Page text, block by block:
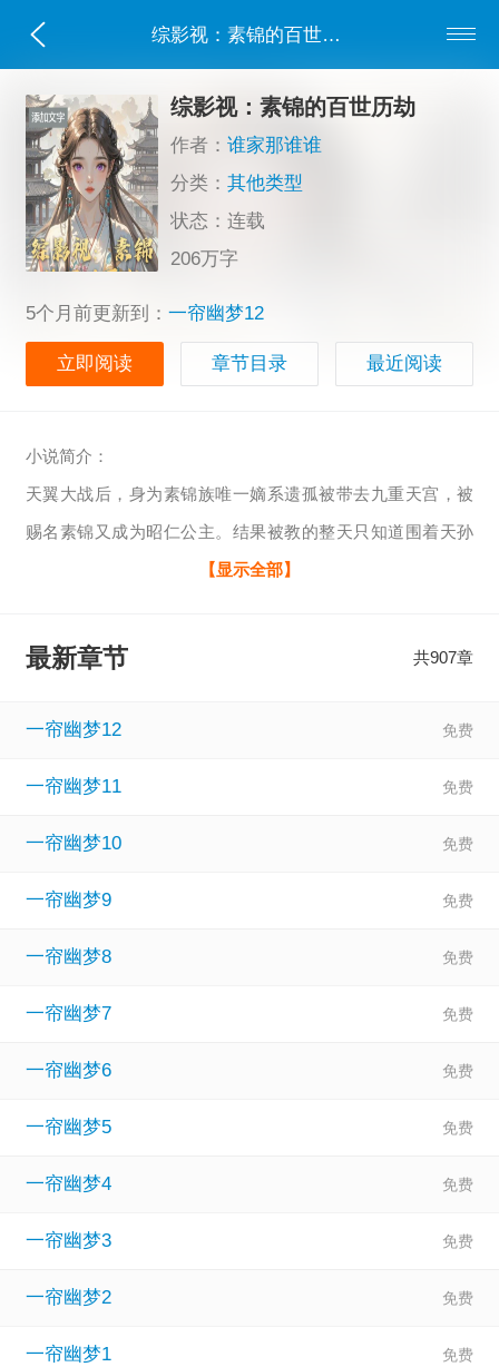
综影视：素锦的百世历劫
综影视：素锦的百世历劫
作者：谁家那谁谁
分类：其他类型
状态：连载
206万字
5个月前更新到： 一帘幽梦12
立即阅读 章节目录 最近阅读
小说简介：
天翼大战后，身为素锦族唯一嫡系遗孤被带去九重天宫，被
赐名素锦又成为昭仁公主。结果被教的整天只知道围着天孙
夜华转，只一心情爱不知上进。就为了个男人，得罪了背景
场。
而四处飘荡的灯魄认出她是素锦后裔，主动契约了素锦神
暂定的世界有：
父母爱情
亮剑
甄嬛传
红楼
【显示全部】
最新章节 共907章
一帘幽梦12
一帘幽梦11
一帘幽梦10
一帘幽梦9
一帘幽梦8
一帘幽梦7
一帘幽梦6
一帘幽梦5
一帘幽梦4
一帘幽梦3
一帘幽梦2
一帘幽梦1